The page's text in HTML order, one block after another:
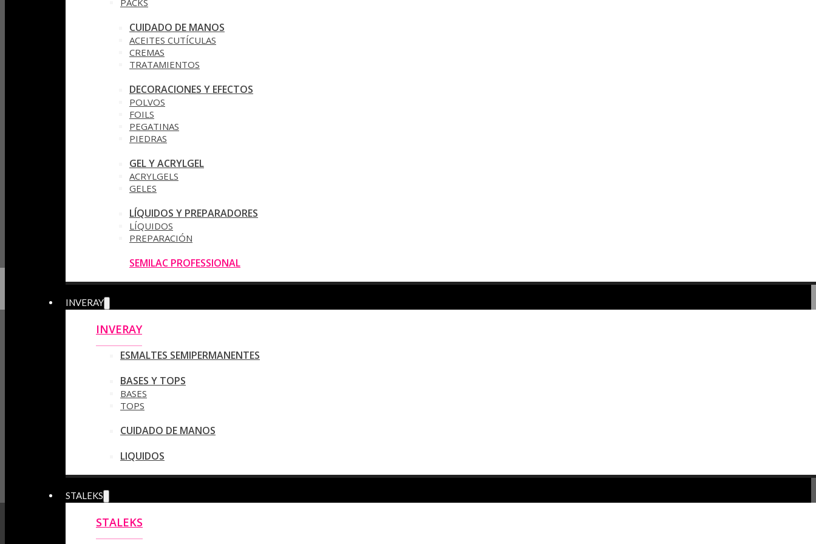
PACKS
CUIDADO DE MANOS
ACEITES CUTÍCULAS
CREMAS
TRATAMIENTOS
DECORACIONES Y EFECTOS
POLVOS
FOILS
PEGATINAS
PIEDRAS
GEL Y ACRYLGEL
ACRYLGELS
GELES
LÍQUIDOS Y PREPARADORES
LÍQUIDOS
PREPARACIÓN
SEMILAC PROFESSIONAL
INVERAY
INVERAY
ESMALTES SEMIPERMANENTES
BASES Y TOPS
BASES
TOPS
CUIDADO DE MANOS
LIQUIDOS
STALEKS
STALEKS